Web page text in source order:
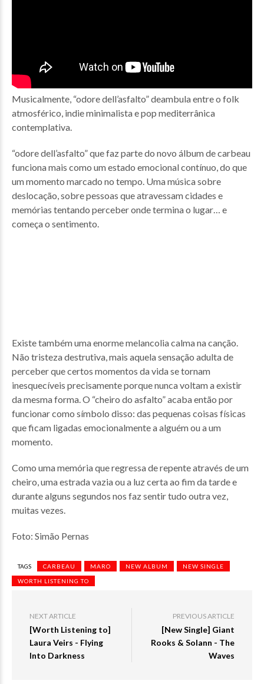
Musicalmente, “odore dell’asfalto” deambula entre o folk
atmosférico, indie minimalista e pop mediterrânica
contemplativa.
“odore dell’asfalto” que faz parte do novo álbum de carbeau
funciona mais como um estado emocional contínuo, do que
um momento marcado no tempo. Uma música sobre
deslocação, sobre pessoas que atravessam cidades e
memórias tentando perceber onde termina o lugar… e
começa o sentimento.
Existe também uma enorme melancolia calma na canção.
Não tristeza destrutiva, mais aquela sensação adulta de
perceber que certos momentos da vida se tornam
inesquecíveis precisamente porque nunca voltam a existir
da mesma forma. O “cheiro do asfalto” acaba então por
funcionar como símbolo disso: das pequenas coisas físicas
que ficam ligadas emocionalmente a alguém ou a um
momento.
Como uma memória que regressa de repente através de um
cheiro, uma estrada vazia ou a luz certa ao fim da tarde e
durante alguns segundos nos faz sentir tudo outra vez,
muitas vezes.
Foto: Simão Pernas
TAGS CARBEAU MARO NEW ALBUM NEW SINGLE
WORTH LISTENING TO
NEXT ARTICLE
[Worth Listening to]
Laura Veirs - Flying
Into Darkness
PREVIOUS ARTICLE
[New Single] Giant
Rooks & Solann - The
Waves